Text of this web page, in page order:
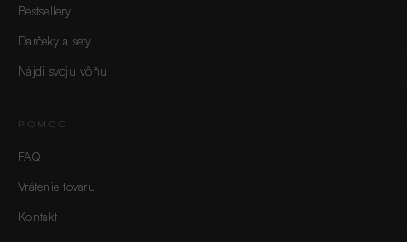
Bestsellery
Darčeky a sety
Nájdi svoju vôňu
POMOC
FAQ
Vrátenie tovaru
Kontakt